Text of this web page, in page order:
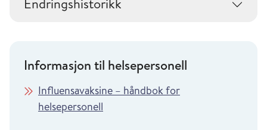
Endringshistorikk
Informasjon til helsepersonell
Influensavaksine – håndbok for
helsepersonell